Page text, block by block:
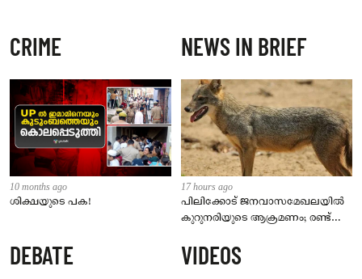
CRIME
10 months ago
ശിക്ഷയുടെ പക!
NEWS IN BRIEF
17 hours ago
പിലിക്കോട് ജനവാസമേഖലയിൽ
കുറുനരിയുടെ ആക്രമണം; രണ്ട്
നിർദേശം നൽകി പഞ്ചായത്ത്
DEBATE VIDEOS